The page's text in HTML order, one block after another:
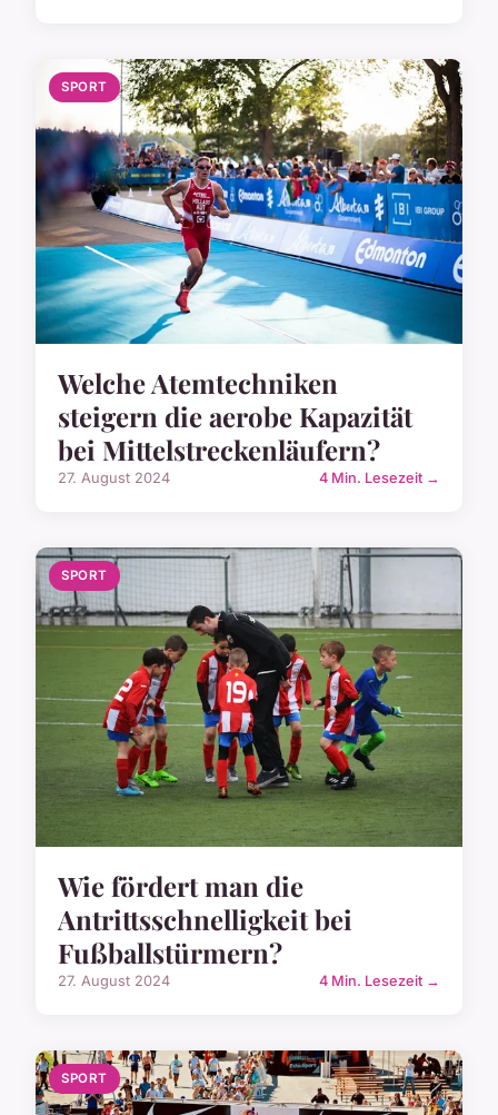
SPORT
Welche Atemtechniken
steigern die aerobe Kapazität
bei Mittelstreckenläufern?
27. August 2024 4 Min. Lesezeit →
SPORT
Wie fördert man die
Antrittsschnelligkeit bei
Fußballstürmern?
27. August 2024 4 Min. Lesezeit →
SPORT